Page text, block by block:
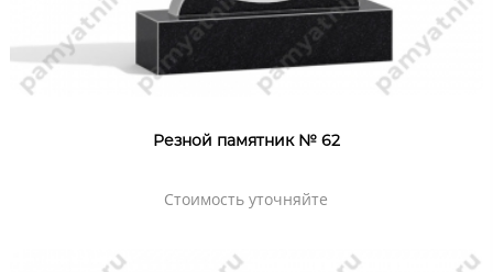
Резной памятник № 62
Стоимость уточняйте